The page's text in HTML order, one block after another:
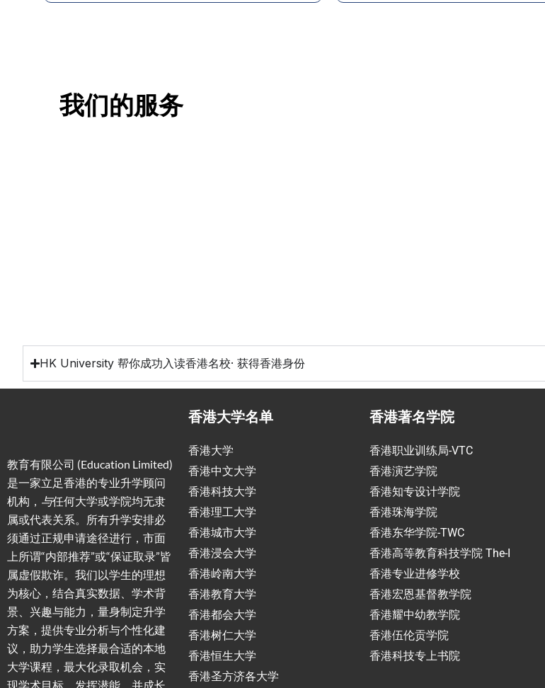
我们的服务
HK University 帮你成功入读香港名校· 获得香港身份
教育有限公司 (Education Limited)
是一家立足香港的专业升学顾问
机构， 与任何大学或学院均无隶
属或代表关系。所有升学安排必
须通过正规申请途径进行，市面
上所谓“内部推荐”或“保证取录”皆
属虚假欺诈。我们以学生的理想
为核心，结合真实数据、学术背
景、兴趣与能力，量身制定升学
方案，提供专业分析与个性化建
议，助力学生选择最合适的本地
大学课程，最大化录取机会，实
现学术目标，发挥潜能，并成长
香港大学名单
香港大学
香港中文大学
香港科技大学
香港理工大学
香港城市大学
香港浸会大学
香港岭南大学
香港教育大学
香港都会大学
香港树仁大学
香港恒生大学
香港圣方济各大学
香港著名学院
香港职业训练局-VTC
香港演艺学院
香港知专设计学院
香港珠海学院
香港东华学院-TWC
香港高等教育科技学院 The-I
香港专业进修学校
香港宏恩基督教学院
香港耀中幼教学院
香港伍伦贡学院
香港科技专上书院